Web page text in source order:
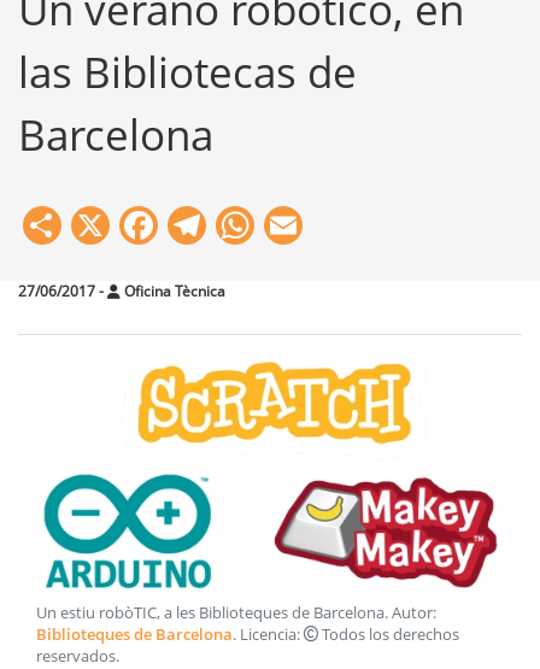
Formación
Herramientas
las Bibliotecas de
Barcelona
Share
X Facebook
Telegram
WhatsApp
27/06/2017- Oficina Tècnica
Un estiu robòTIC, a les Biblioteques de Barcelona. Autor:
Biblioteques de Barcelona. Licencia:
Todos los derechos
reservados.